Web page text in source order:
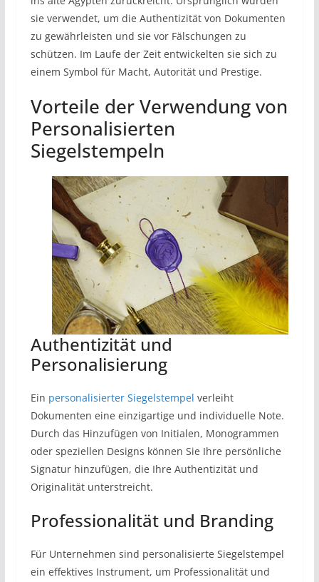
sie verwendet, um die Authentizität von Dokumenten
zu gewährleisten und sie vor Fälschungen zu
schützen. Im Laufe der Zeit entwickelten sie sich zu
einem Symbol für Macht, Autorität und Prestige.
Vorteile der Verwendung von
Personalisierten
Siegelstempeln
Authentizität und
Personalisierung
Ein personalisierter Siegelstempel verleiht
Dokumenten eine einzigartige und individuelle Note.
Durch das Hinzufügen von Initialen, Monogrammen
oder speziellen Designs können Sie Ihre persönliche
Signatur hinzufügen, die Ihre Authentizität und
Originalität unterstreicht.
Professionalität und Branding
Für Unternehmen sind personalisierte Siegelstempel
ein effektives Instrument, um Professionalität und